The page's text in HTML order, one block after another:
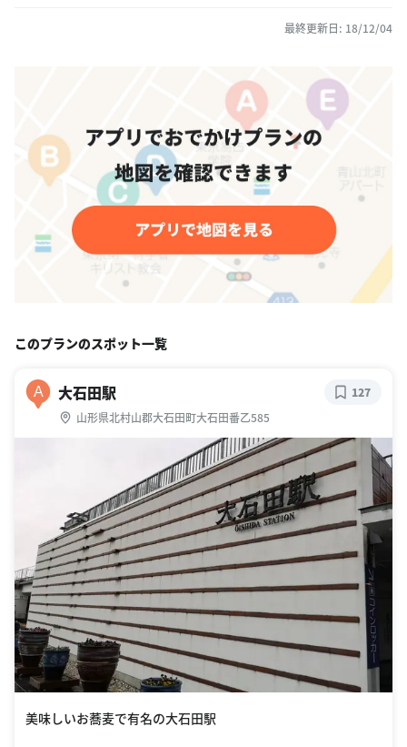
最終更新日: 18/12/04
このプランのスポット一覧
A 大石田駅
山形県北村山郡大石田町大石田番乙585
127
美味しいお蕎麦で有名の大石田駅